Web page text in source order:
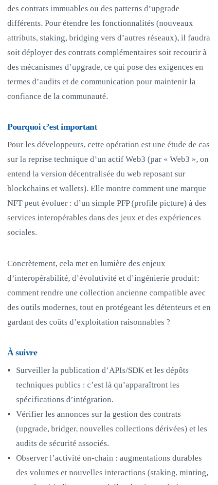
des contrats immuables ou des patterns d’upgrade
différents. Pour étendre les fonctionnalités (nouveaux
attributs, staking, bridging vers d’autres réseaux), il faudra
soit déployer des contrats complémentaires soit recourir à
des mécanismes d’upgrade, ce qui pose des exigences en
termes d’audits et de communication pour maintenir la
confiance de la communauté.
Pourquoi c’est important
Pour les développeurs, cette opération est une étude de cas
sur la reprise technique d’un actif Web3 (par « Web3 », on
entend la version décentralisée du web reposant sur
blockchains et wallets). Elle montre comment une marque
NFT peut évoluer : d’un simple PFP (profile picture) à des
services interopérables dans des jeux et des expériences
sociales.
Concrètement, cela met en lumière des enjeux
d’interopérabilité, d’évolutivité et d’ingénierie produit :
comment rendre une collection ancienne compatible avec
des outils modernes, tout en protégeant les détenteurs et en
gardant des coûts d’exploitation raisonnables ?
À suivre
Surveiller la publication d’APIs/SDK et les dépôts
techniques publics : c’est là qu’apparaîtront les
spécifications d’intégration.
Vérifier les annonces sur la gestion des contrats
(upgrade, bridger, nouvelles collections dérivées) et les
audits de sécurité associés.
Observer l’activité on‑chain : augmentations durables
des volumes et nouvelles interactions (staking, minting,